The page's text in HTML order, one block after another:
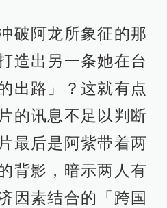
破阿龙所象征的那
造出另一条她在台
出路」？这就有点
的讯息不足以判断
最后是阿紫带着两
背影，暗示两人有
因素结合的「跨国